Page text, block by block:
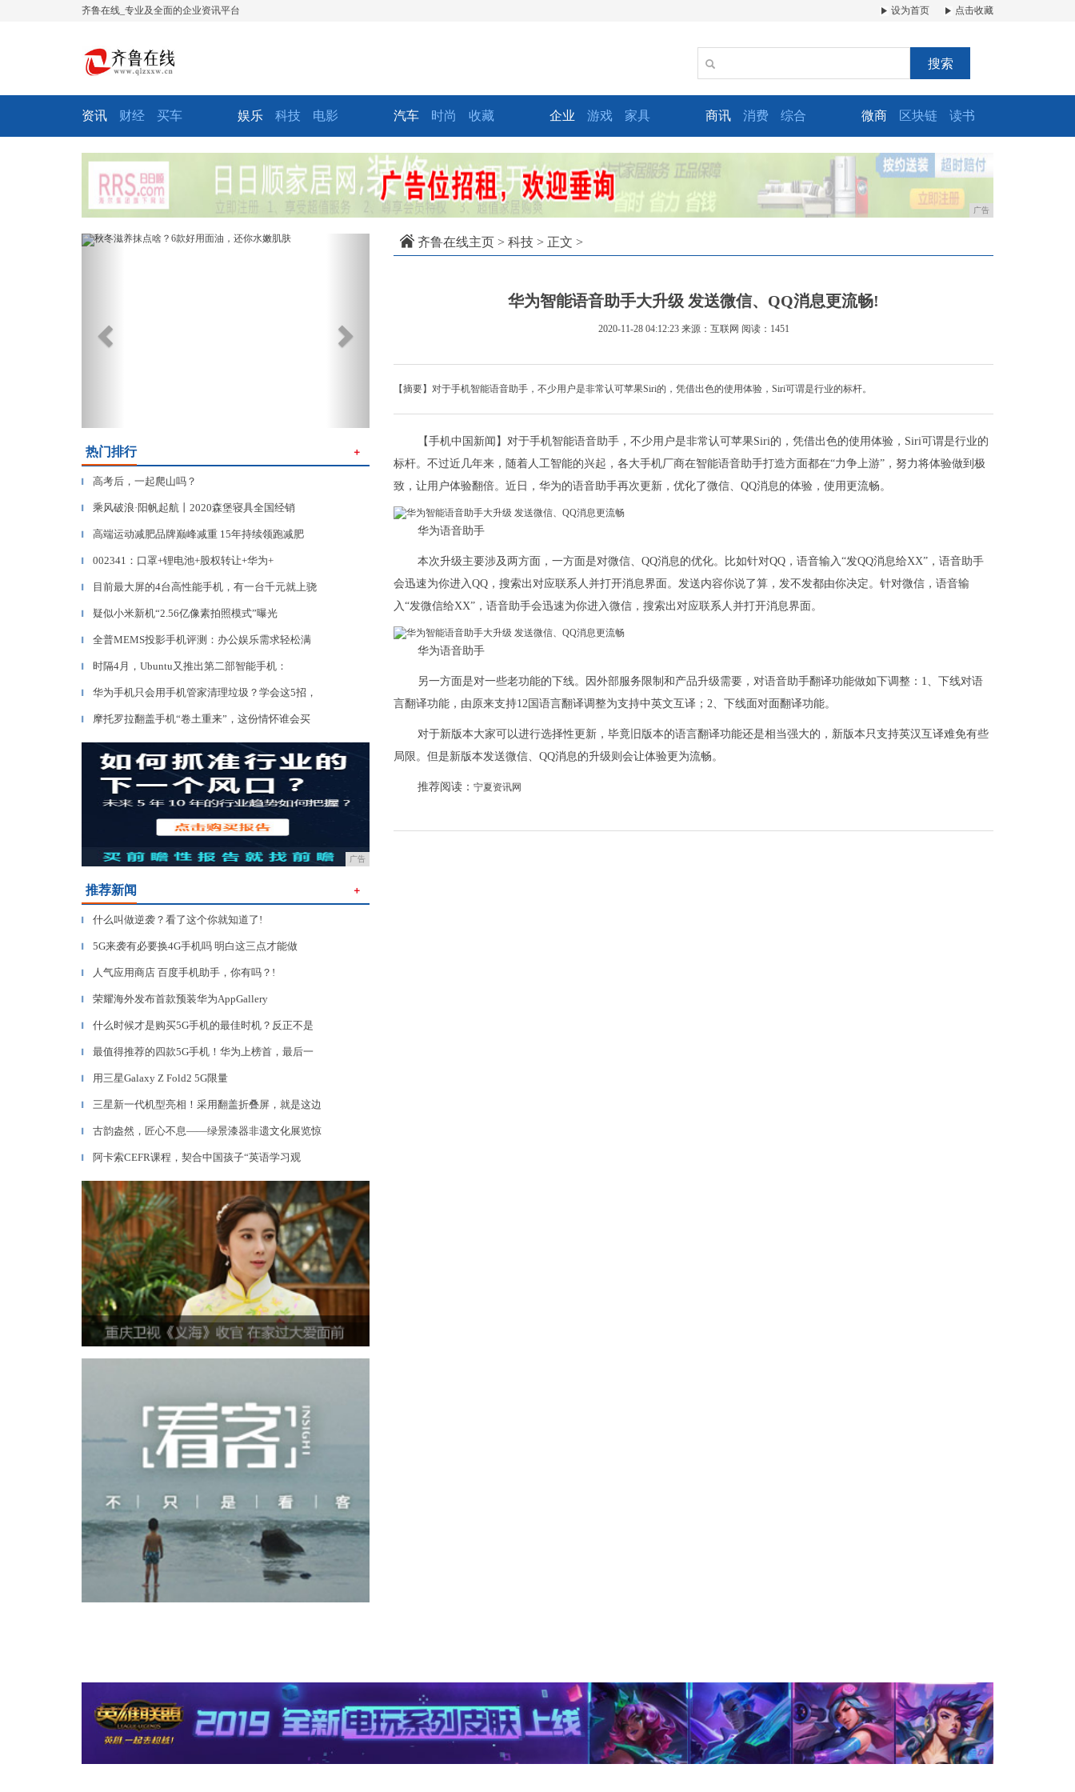
齐鲁在线_专业及全面的企业资讯平台 设为首页 点击收藏
搜索
资讯 财经 买车 娱乐 科技 电影 汽车 时尚 收藏 企业 游戏 家具 商讯 消费 综合 微商 区块链 读书
广告
Previous
热门排行 ＋
▎ 高考后，一起爬山吗？
▎ 乘风破浪·阳帆起航丨2020森堡寝具全国经销
▎ 高端运动减肥品牌巅峰减重 15年持续领跑减肥
▎ 002341：口罩+锂电池+股权转让+华为+
▎ 目前最大屏的4台高性能手机，有一台千元就上骁
▎ 疑似小米新机“2.56亿像素拍照模式”曝光
▎ 全普MEMS投影手机评测：办公娱乐需求轻松满
▎ 时隔4月，Ubuntu又推出第二部智能手机：
▎ 华为手机只会用手机管家清理垃圾？学会这5招，
▎ 摩托罗拉翻盖手机“卷土重来”，这份情怀谁会买
广告
推荐新闻 ＋
▎ 什么叫做逆袭？看了这个你就知道了!
▎ 5G来袭有必要换4G手机吗 明白这三点才能做
▎ 人气应用商店 百度手机助手，你有吗？!
▎ 荣耀海外发布首款预装华为AppGallery
▎ 什么时候才是购买5G手机的最佳时机？反正不是
▎ 最值得推荐的四款5G手机！华为上榜首，最后一
▎ 用三星Galaxy Z Fold2 5G限量
▎ 三星新一代机型亮相！采用翻盖折叠屏，就是这边
▎ 古韵盎然，匠心不息——绿景漆器非遗文化展览惊
▎ 阿卡索CEFR课程，契合中国孩子“英语学习观
齐鲁在线主页 > 科技 > 正文 >
华为智能语音助手大升级 发送微信、QQ消息更流畅!
2020-11-28 04:12:23 来源：互联网 阅读：1451
【摘要】对于手机智能语音助手，不少用户是非常认可苹果Siri的，凭借出色的使用体验，Siri可谓是行业的标杆。
【手机中国新闻】对于手机智能语音助手，不少用户是非常认可苹果Siri的，凭借出色的使用体验，Siri可谓是行业的
标杆。不过近几年来，随着人工智能的兴起，各大手机厂商在智能语音助手打造方面都在“力争上游”，努力将体验做到极
致，让用户体验翻倍。近日，华为的语音助手再次更新，优化了微信、QQ消息的体验，使用更流畅。
华为语音助手
本次升级主要涉及两方面，一方面是对微信、QQ消息的优化。比如针对QQ，语音输入“发QQ消息给XX”，语音助手
会迅速为你进入QQ，搜索出对应联系人并打开消息界面。发送内容你说了算，发不发都由你决定。针对微信，语音输
入“发微信给XX”，语音助手会迅速为你进入微信，搜索出对应联系人并打开消息界面。
华为语音助手
另一方面是对一些老功能的下线。因外部服务限制和产品升级需要，对语音助手翻译功能做如下调整：1、下线对语
言翻译功能，由原来支持12国语言翻译调整为支持中英文互译；2、下线面对面翻译功能。
对于新版本大家可以进行选择性更新，毕竟旧版本的语言翻译功能还是相当强大的，新版本只支持英汉互译难免有些
局限。但是新版本发送微信、QQ消息的升级则会让体验更为流畅。
推荐阅读： 宁夏资讯网